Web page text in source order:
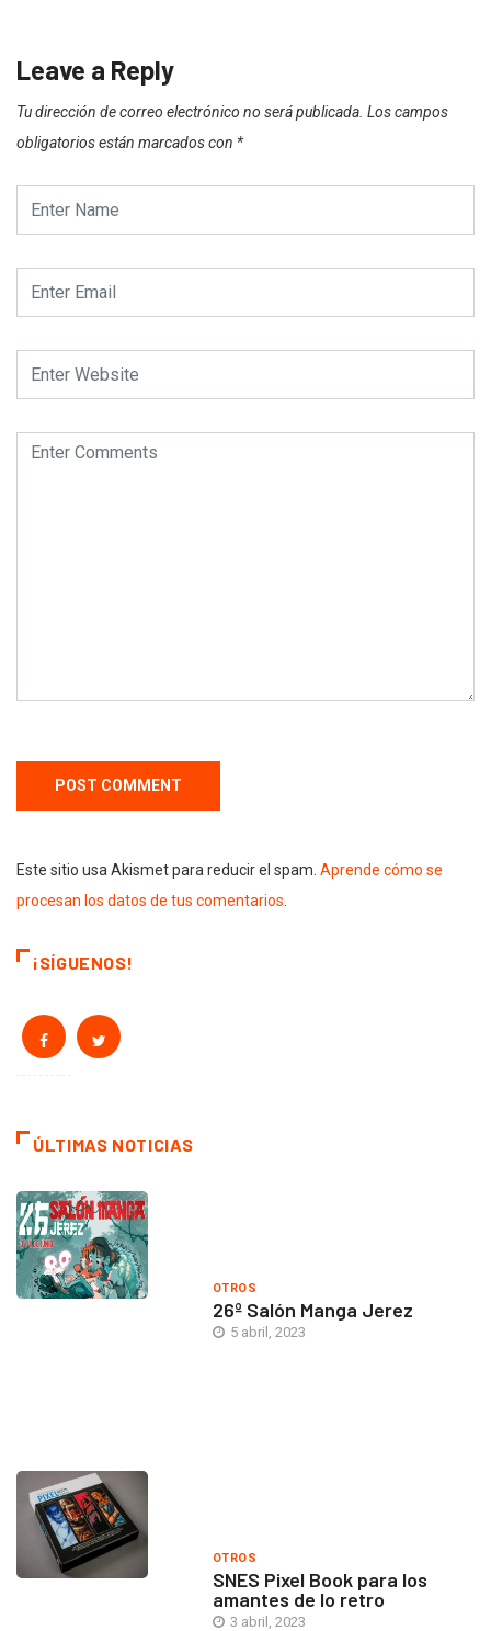
Leave a Reply
Tu dirección de correo electrónico no será publicada. Los campos
obligatorios están marcados con *
Este sitio usa Akismet para reducir el spam. Aprende cómo se
procesan los datos de tus comentarios
¡SÍGUENOS!
ÚLTIMAS NOTICIAS
OTROS
26º Salón Manga Jerez
5 abril, 2023
OTROS
SNES Pixel Book para los
amantes de lo retro
3 abril, 2023